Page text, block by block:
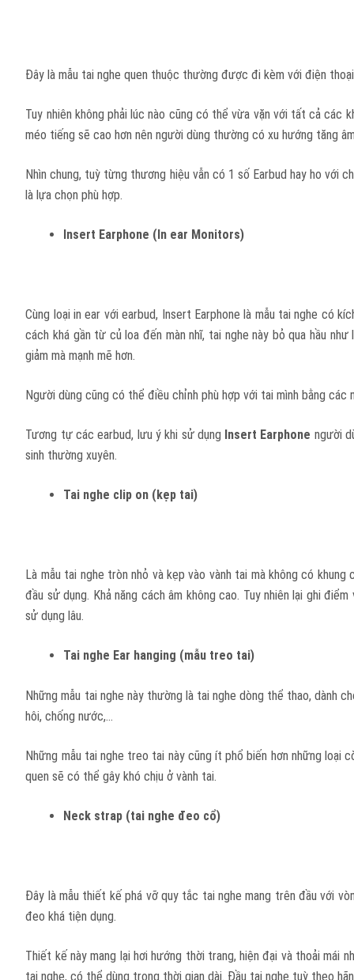
Đây là mẫu tai nghe quen thuộc thường được đi kèm với điện
Tuy nhiên không phải lúc nào cũng có thể vừa vặn với tất cả các
méo tiếng sẽ cao hơn nên người dùng thường có xu hướng tăng
Nhìn chung, tuỳ từng thương hiệu vẫn có 1 số Earbud hay ho với
là lựa chọn phù hợp.
Insert Earphone (In ear Monitors)
Cùng loại in ear với earbud, Insert Earphone là mẫu tai nghe có
cách khá gần từ củ loa đến màn nhĩ, tai nghe này bỏ qua hầu
giảm mà mạnh mẽ hơn.
Người dùng cũng có thể điều chỉnh phù hợp với tai mình bằng
Tương tự các earbud, lưu ý khi sử dụng Insert Earphone người
sinh thường xuyên.
Tai nghe clip on (kẹp tai)
Là mẫu tai nghe tròn nhỏ và kẹp vào vành tai mà không có
đầu sử dụng. Khả năng cách âm không cao. Tuy nhiên lại ghi
sử dụng lâu.
Tai nghe Ear hanging (mẫu treo tai)
Những mẫu tai nghe này thường là tai nghe dòng thể thao, dành
hôi, chống nước,…
Những mẫu tai nghe treo tai này cũng ít phổ biến hơn những loại
quen sẽ có thể gây khó chịu ở vành tai.
Neck strap (tai nghe đeo cổ)
Đây là mẫu thiết kế phá vỡ quy tắc tai nghe mang trên đầu với
đeo khá tiện dụng.
Thiết kế này mang lại hơi hướng thời trang, hiện đại và thoải mái
tai nghe, có thể dùng trong thời gian dài. Đầu tai nghe tuỳ theo